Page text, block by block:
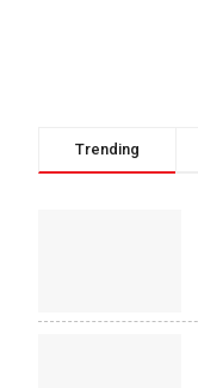
Trending